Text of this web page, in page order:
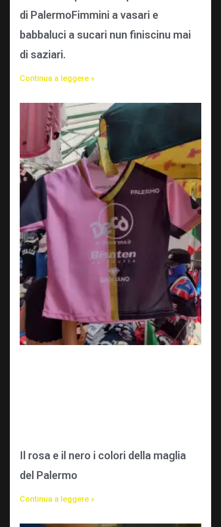
di PalermoFimmini a vasari e
babbaluci a sucari nun finiscinu mai
di saziari.
Continua a leggere »
Il rosa e il nero i colori della maglia
del Palermo
Continua a leggere »